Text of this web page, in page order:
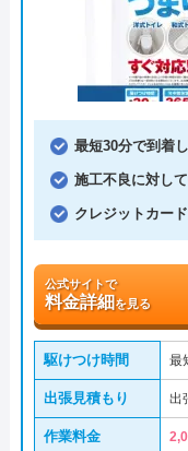
最短30分で到着
施工不良に対し
クレジットカー
公式サイトで
料金詳細を見る
駆けつけ時間 最
出張見積もり 出
作業料金